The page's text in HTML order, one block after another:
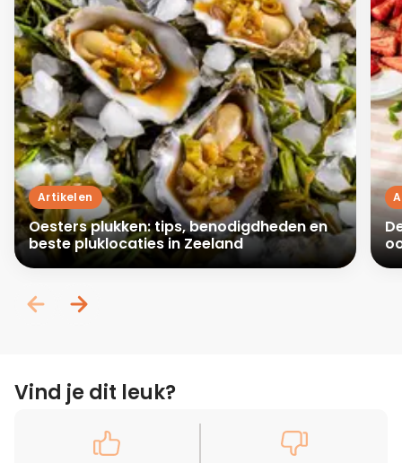
Artikelen
Oesters plukken: tips, benodigdheden en
beste pluklocaties in Zeeland
Vind je dit leuk?